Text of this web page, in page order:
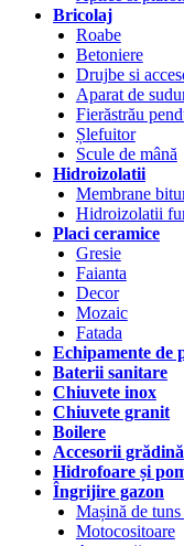
Bricolaj
Roabe
Betoniere
Drujbe si
Aparat de
Fierăstrău
Șlefuitor
Scule de mână
Hidroizolatii
Membrane
Hidroizolatii
Placi ceramice
Gresie
Faianta
Decor
Mozaic
Fatada
Echipamente de
Baterii sanitare
Chiuvete inox
Chiuvete granit
Boilere
Accesorii grădină
Hidrofoare și
Îngrijire gazon
Mașină de tuns
Motocositoare